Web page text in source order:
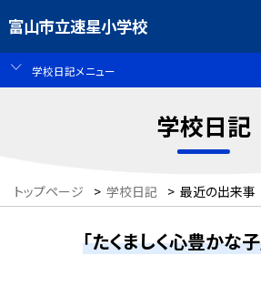
富山市立速星小学校
学校日記メニュー
学校日記
トップページ > 学校日記 > 最近の出来事
「たくましく心豊かな